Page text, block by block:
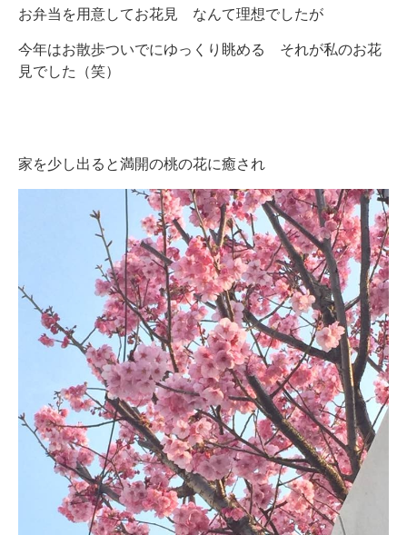
お弁当を用意してお花見 なんて理想でしたが
今年はお散歩ついでにゆっくり眺める それが私のお花
見でした（笑）
家を少し出ると満開の桃の花に癒され